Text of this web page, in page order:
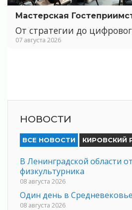
Мастерская
От стратегии до
07 августа 2026
НОВОСТИ
ВСЕ НОВОСТИ КИРОВСКИЙ
В Ленинградской области
физкультурника
08 августа 2026
Один день в Средневековье
08 августа 2026